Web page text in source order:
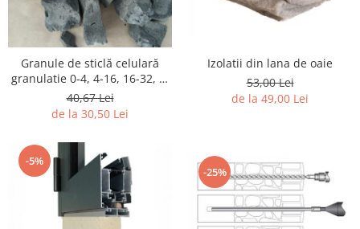
Granule de sticlă celulară
granulatie 0-4, 4-16, 16-32, 0-
63, 0 -120 mm
40,67 Lei
de la 30,50 Lei
Izolatii din lana de oaie
53,00 Lei
de la 49,00 Lei
-5%
-25%